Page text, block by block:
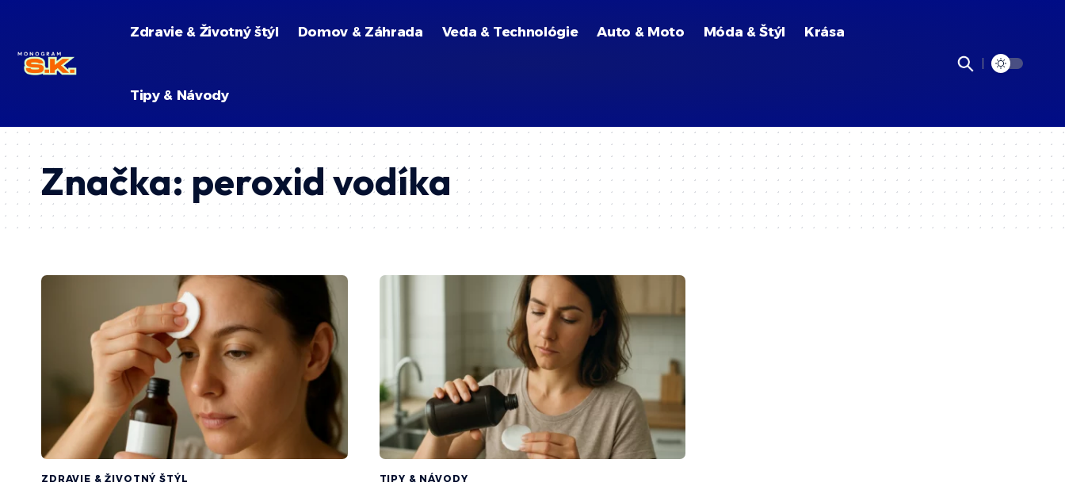
Zdravie & Životný štýl Domov & Záhrada Veda & Technológie Auto & Moto Móda & Štýl Krása
Tipy & Návody
Značka:peroxid vodíka
ZDRAVIE & ŽIVOTNÝ ŠTÝL TIPY & NÁVODY